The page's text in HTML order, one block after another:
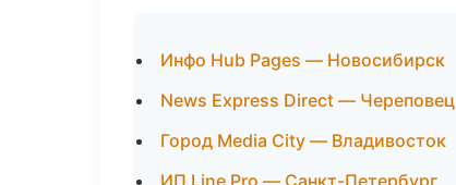
Инфо Hub Pages — Новосибирск
News Express Direct — Череповец
Город Media City — Владивосток
ИП Line Pro — Санкт-Петербург